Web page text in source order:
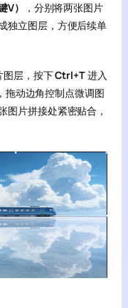
V）
，分别将两张图片
独立图层，方便后续单
图层，按下Ctrl+T进入
拖动边角控制点微调图
图片拼接处紧密贴合，